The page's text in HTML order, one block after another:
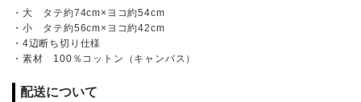
・大 タテ約74cm×ヨコ約54cm
・小 タテ約56cm×ヨコ約42cm
・4辺断ち切り仕様
・素材 100％コットン（キャンバス）
配送について